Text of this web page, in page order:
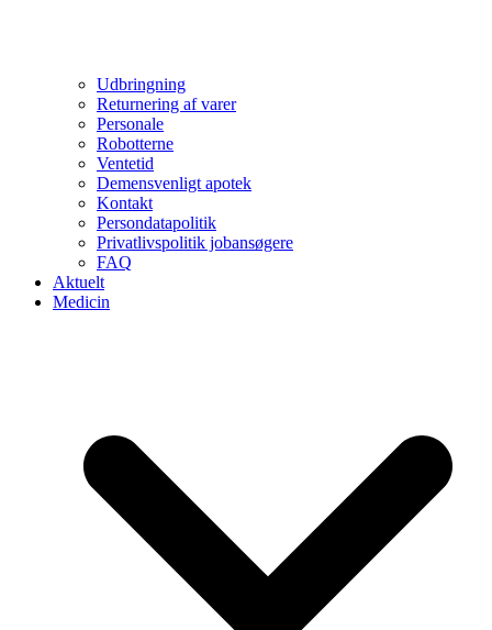
Udbringning
Returnering af varer
Personale
Robotterne
Ventetid
Demensvenligt apotek
Kontakt
Persondatapolitik
Privatlivspolitik jobansøgere
FAQ
Aktuelt
Medicin